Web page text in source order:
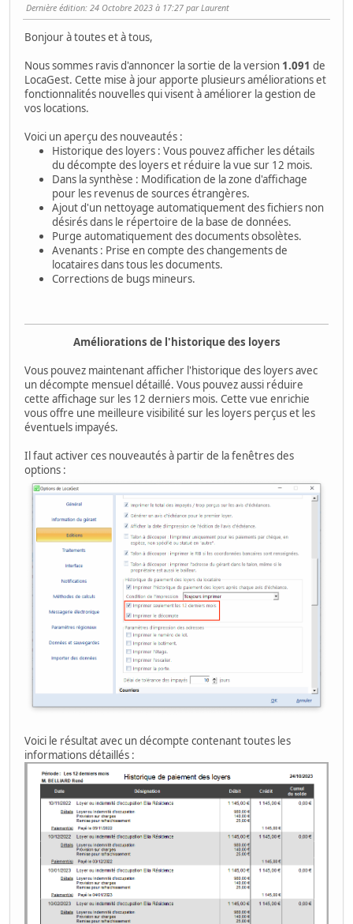
Dernière édition: 24 Octobre 2023 à 17:27 par Laurent
Bonjour à toutes et à tous,
Nous sommes ravis d'annoncer la sortie de la version 1.091 de
LocaGest. Cette mise à jour apporte plusieurs améliorations et
fonctionnalités nouvelles qui visent à améliorer la gestion de
vos locations.
Voici un aperçu des nouveautés :
Historique des loyers : Vous pouvez afficher les détails
du décompte des loyers et réduire la vue sur 12 mois.
Dans la synthèse : Modification de la zone d'affichage
pour les revenus de sources étrangères.
Ajout d'un nettoyage automatiquement des fichiers non
désirés dans le répertoire de la base de données.
Purge automatiquement des documents obsolètes.
Avenants : Prise en compte des changements de
locataires dans tous les documents.
Corrections de bugs mineurs.
Améliorations de l'historique des loyers
Vous pouvez maintenant afficher l'historique des loyers avec
un décompte mensuel détaillé. Vous pouvez aussi réduire
cette affichage sur les 12 derniers mois. Cette vue enrichie
vous offre une meilleure visibilité sur les loyers perçus et les
éventuels impayés.
Il faut activer ces nouveautés à partir de la fenêtres des
options :
Voici le résultat avec un décompte contenant toutes les
informations détaillés :